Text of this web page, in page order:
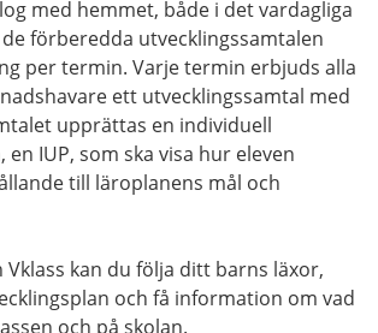
med hemmet, både i det vardagliga
förberedda utvecklingssamtalen
per termin. Varje termin erbjuds alla
ett utvecklingssamtal med
upprättas en individuell
en IUP, som ska visa hur eleven
till läroplanens mål och
kan du följa ditt barns läxor,
och få information om vad
och på skolan.